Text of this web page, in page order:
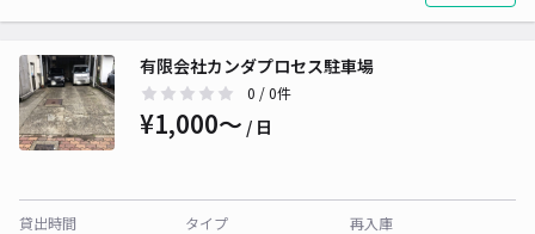
有限会社カンダプロセス駐車場
0 / 0件
¥1,000〜 / 日
貸出時間
タイプ
再入庫